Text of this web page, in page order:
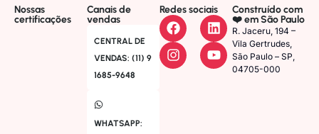
Nossas
certificações
Canais de
vendas
CENTRAL DE
VENDAS: (11) 9
1685-9648
WHATSAPP:
Redes sociais
Construído com
❤️ em São Paulo
R. Jaceru, 194 –
Vila Gertrudes,
São Paulo – SP,
04705-000